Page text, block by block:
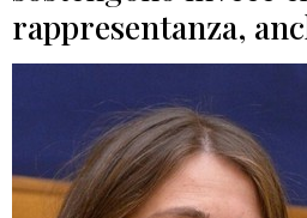
rappresentanza,